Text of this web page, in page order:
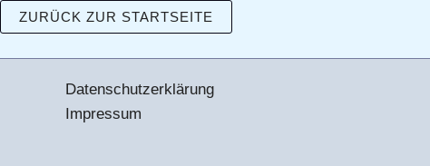
ZURÜCK ZUR STARTSEITE
Datenschutzerklärung
Impressum